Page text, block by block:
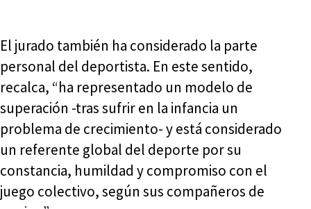
El jurado también ha considerado la parte
personal del deportista. En este sentido,
recalca, “ha representado un modelo de
superación -tras sufrir en la infancia un
problema de crecimiento- y está considerado
un referente global del deporte por su
constancia, humildad y compromiso con el
juego colectivo, según sus compañeros de